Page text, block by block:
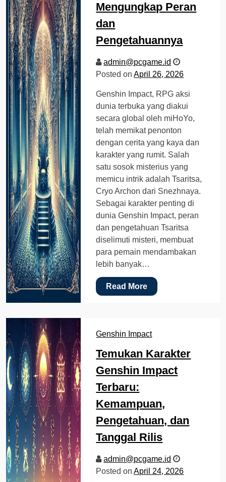
Mengungkap Peran
dan
Pengetahuannya
admin@pcgame.id
Posted onApril 26, 2026
Genshin Impact, RPG aksi
dunia terbuka yang diakui
secara global oleh miHoYo,
telah memikat penonton
dengan cerita yang kaya dan
karakter yang rumit. Salah
satu sosok misterius yang
memicu intrik adalah Tsaritsa,
Cryo Archon dari Snezhnaya.
Sebagai karakter penting di
dunia Genshin Impact, peran
dan pengetahuan Tsaritsa
diselimuti misteri, membuat
para pemain mendambakan
lebih banyak…
Read More
Genshin Impact
Temukan Karakter
Genshin Impact
Terbaru:
Kemampuan,
Pengetahuan, dan
Tanggal Rilis
admin@pcgame.id
Posted onApril 24, 2026